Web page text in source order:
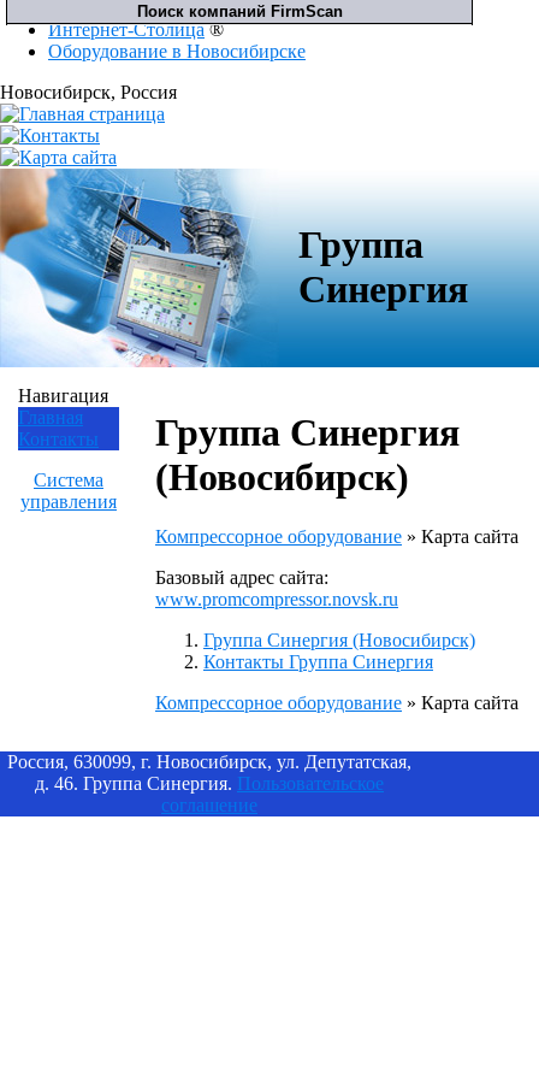
Интернет-Столица®
Оборудование в Новосибирске
Новосибирск, Россия
Группа
Синергия
Навигация
Главная
Контакты
Система
управления
Группа Синергия
(Новосибирск)
Компрессорное оборудование » Карта сайта
Базовый адрес сайта:
www.promcompressor.novsk.ru
Группа Синергия (Новосибирск)
Контакты Группа Синергия
Компрессорное оборудование » Карта сайта
Россия, 630099, г. Новосибирск, ул. Депутатская,
д. 46. Группа Синергия. Пользовательское
соглашение